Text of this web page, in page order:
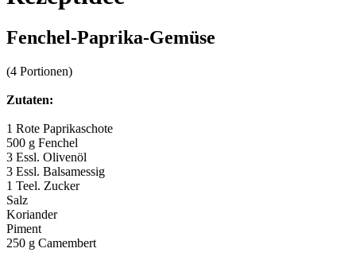
Fenchel-Paprika-Gemüse
(4 Portionen)
Zutaten:
1 Rote Paprikaschote
500 g Fenchel
3 Essl. Olivenöl
3 Essl. Balsamessig
1 Teel. Zucker
Salz
Koriander
Piment
250 g Camembert